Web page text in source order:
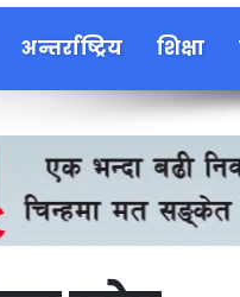
अन्तर्राष्ट्रिय शिक्षा